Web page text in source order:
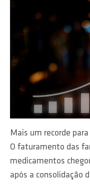
Mais um recorde
O faturamento das
medicamentos
após a consolidação